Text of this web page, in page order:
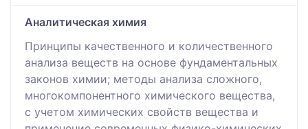
Аналитическая химия
Принципы качественного и количественного
анализа веществ на основе фундаментальных
законов химии; методы анализа сложного,
многокомпонентного химического вещества,
с учетом химических свойств вещества и